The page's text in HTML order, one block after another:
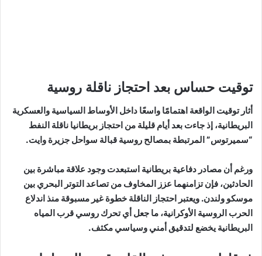
توقيت حساس بعد احتجاز ناقلة روسية
أثار توقيت الواقعة اهتمامًا واسعًا داخل الأوساط السياسية والعسكرية
البريطانية، إذ جاءت بعد أيام قليلة من احتجاز بريطانيا ناقلة النفط
“سميرتوس” المرتبطة بمصالح روسية قبالة سواحل جزيرة وايت.
ورغم أن مصادر دفاعية بريطانية استبعدت وجود علاقة مباشرة بين
الحادثين، فإن تزامنهما عزز المخاوف من تصاعد التوتر البحري بين
موسكو ولندن. ويعتبر احتجاز الناقلة خطوة غير مسبوقة منذ اندلاع
الحرب الروسية الأوكرانية، ما جعل أي تحرك روسي قرب المياه
البريطانية يخضع لتدقيق أمني وسياسي مكثف.